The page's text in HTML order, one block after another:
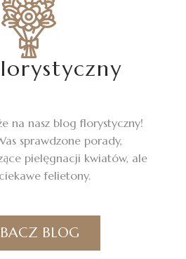
na nasz blog florystyczny!
sprawdzone porady,
pielęgnacji kwiatów, ale
felietony.
BLOG